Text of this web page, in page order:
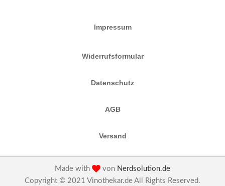
Impressum
Widerrufsformular
Datenschutz
AGB
Versand
Made with von Nerdsolution.de
Copyright © 2021 Vinothekar.de All Rights Reserved.